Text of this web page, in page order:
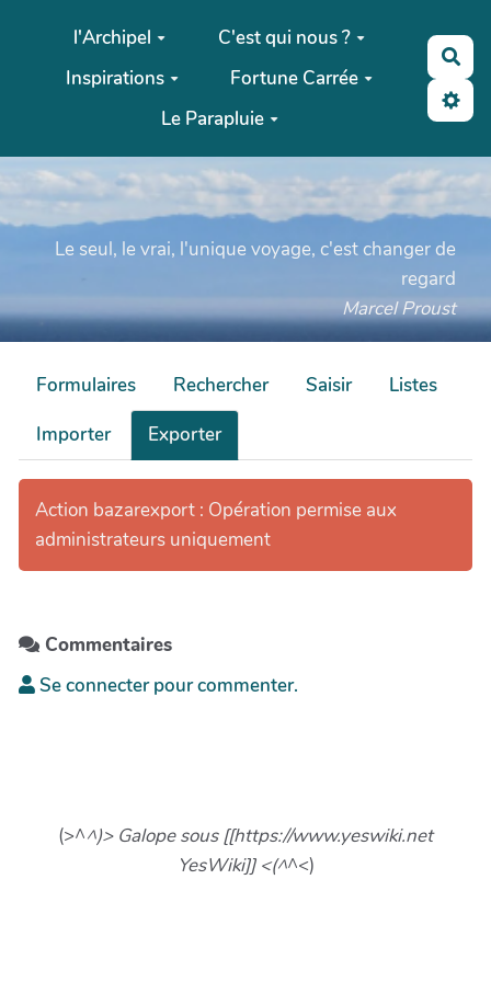
Aller au contenu principal
l'Archipel
C'est qui nous ?
Inspirations
Fortune Carrée
Le Parapluie
Le seul, le vrai, l'unique voyage, c'est changer de
regard
Marcel Proust
Formulaires Rechercher Saisir
Listes
Importer
Exporter
Action bazarexport : Opération permise aux
administrateurs uniquement
Commentaires
Se connecter pour commenter.
(>^^)> Galope sous [[https://www.yeswiki.net
YesWiki]] <(^^<)